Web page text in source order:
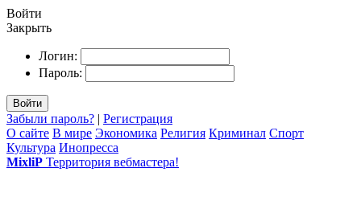
Войти
Закрыть
Логин:
Пароль:
Войти
Забыли пароль? | Регистрация
О сайте В мире Экономика Религия Криминал Спорт
Культура Инопресса
MixliP Территория вебмастера!